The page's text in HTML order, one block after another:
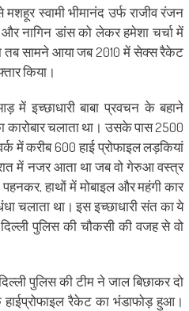
new
window)
new
window)
new
window)
new
स्वामी भीमानंद उर्फ राजीव रंजन
और नागिन डांस को लेकर हमेशा चर्चा में
तब सामने आया जब 2010 में सेक्स रैकेट
किया।
इच्छाधारी बाबा प्रवचन के बहाने
चलाता था। उसके पास 2500
में करीब 600 हाई प्रोफाइल लड़कियां
में नजर आता था जब वो गेरुआ वस्त्र
हाथों में मोबाइल और महंगी कार
चलाता था। इस इच्छाधारी संत का ये
पुलिस की चौकसी की वजह से वो
पुलिस की टीम ने जाल बिछाकर दो
रैकेट का भंडाफोड़ हुआ।